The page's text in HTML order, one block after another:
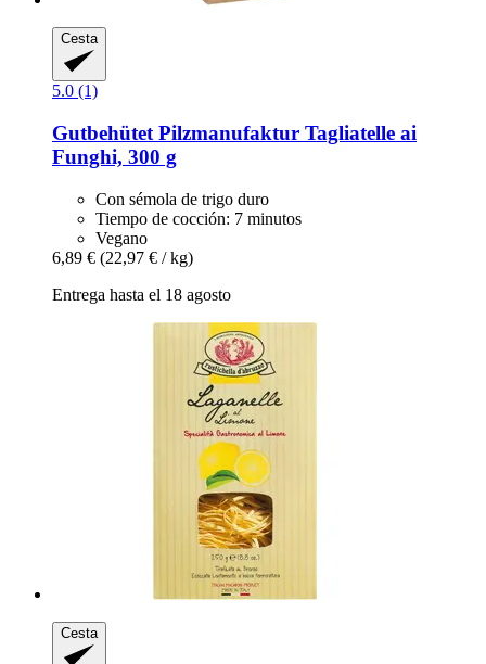
Cesta
5.0 (1)
Gutbehütet Pilzmanufaktur Tagliatelle ai
Funghi, 300 g
Con sémola de trigo duro
Tiempo de cocción: 7 minutos
Vegano
6,89 € (22,97 € / kg)
Entrega hasta el 18 agosto
Cesta